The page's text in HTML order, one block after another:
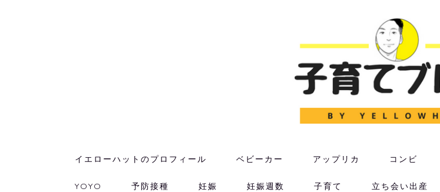
イエローハットのプロフィール ベビーカー アップリカ コンビ
YOYO 予防接種 妊娠 妊娠週数 子育て 立ち会い出産